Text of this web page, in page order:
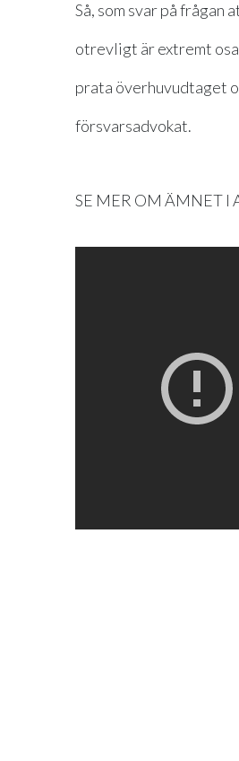
Så, som svar på frågan
otrevligt är extremt
prata överhuvudtaget
försvarsadvokat.
SE MER OM ÄMNET I